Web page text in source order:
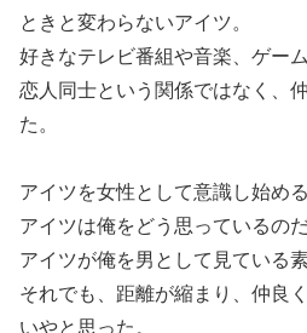
ときと変わらないアイツ。
好きなテレビ番組や音楽、ゲー
恋人同士という関係ではなく、
た。
アイツを女性として意識し始める
アイツは俺をどう思っているの
アイツが俺を男として見ている
それでも、距離が縮まり、仲良
いやと思った。